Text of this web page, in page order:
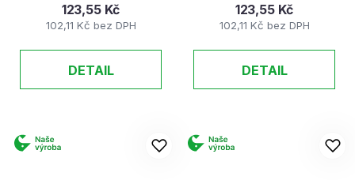
102,11 Kč bez DPH
123,55 Kč
DETAIL
102,11 Kč bez DPH
123,55 Kč
DETAIL